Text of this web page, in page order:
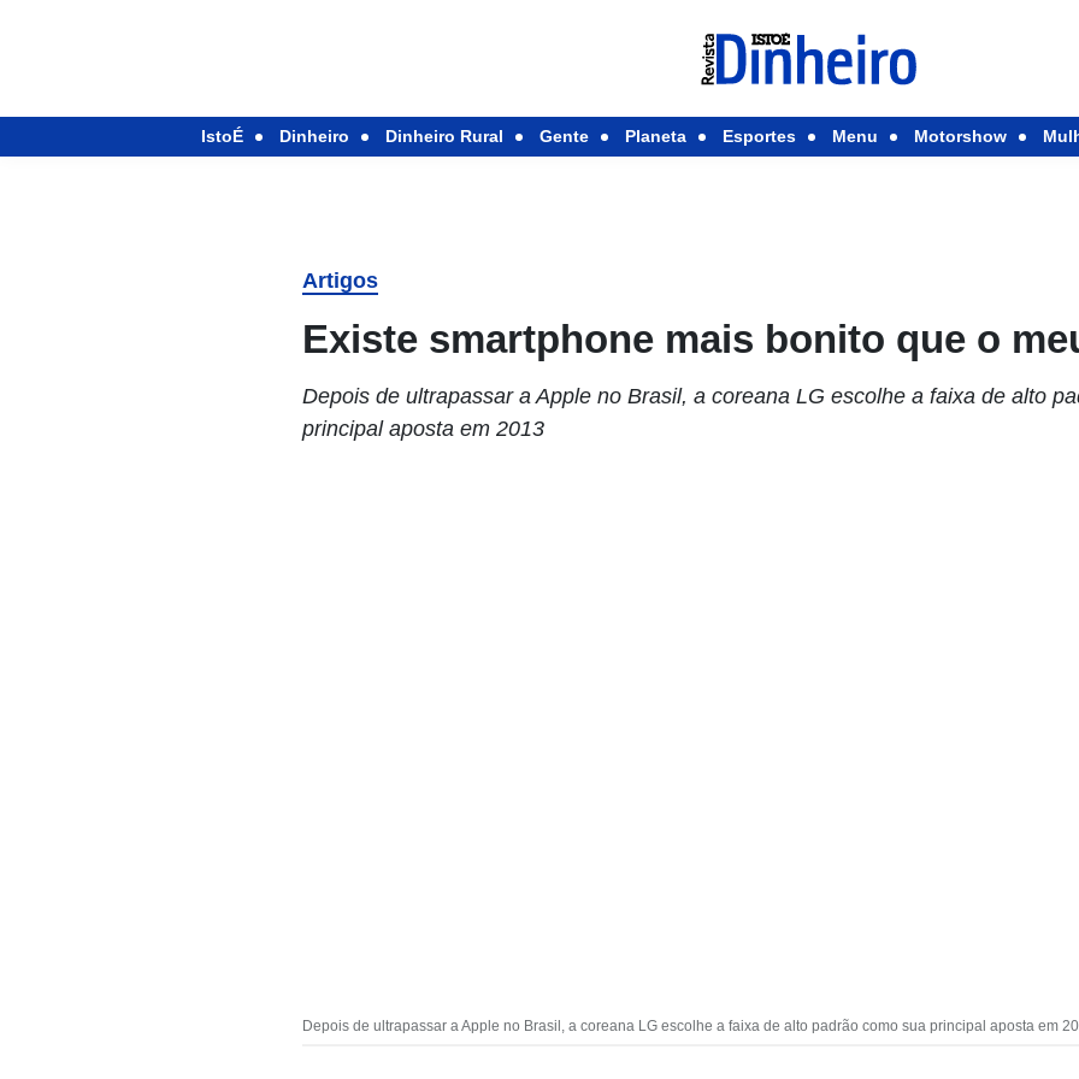
IstoÉ Dinheiro Dinheiro Rural Gente Planeta Esportes Menu Motorshow
Artigos
Existe smartphone mais bonito que o
Depois de ultrapassar a Apple no Brasil, a coreana LG escolhe a faixa de alto
principal aposta em 2013
Depois de ultrapassar a Apple no Brasil, a coreana LG escolhe a faixa de alto padrão como sua principal aposta em